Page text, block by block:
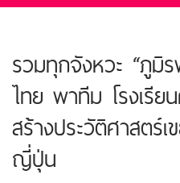
รวมทุกจังหวะ “ภูมิ
ไทย พาทีม โรงเรีย
สร้างประวัติศาสตร์
ญี่ปุ่น